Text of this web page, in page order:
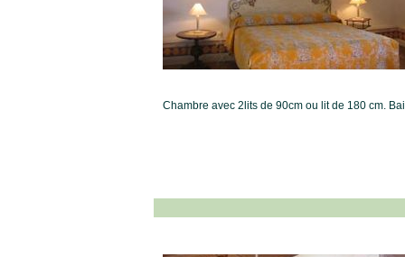
Chambre avec 2lits de 90cm ou lit de 180 cm.